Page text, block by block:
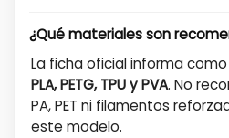
¿Qué materiales son
La ficha oficial informa
PLA, PETG, TPU y PVA. No
PA, PET ni filamentos
este modelo.